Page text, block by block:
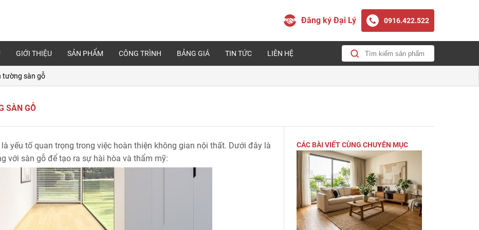
Đăng ký Đại Lý 0916.422.522
GIỚI THIỆU SẢN PHẨM CÔNG TRÌNH BẢNG GIÁ TIN TỨC LIÊN HỆ
tường sàn gỗ
SÀN GỖ
yếu tố quan trọng trong việc hoàn thiện không gian nội thất. Dưới đây là
với sàn gỗ để tạo ra sự hài hòa và thẩm mỹ:
CÁC BÀI VIẾT CÙNG CHUYÊN MỤC